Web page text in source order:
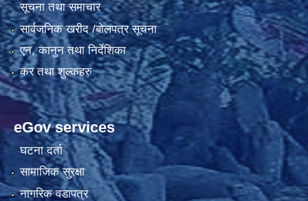
सूचना तथा समाचार
सार्वजनिक खरीद /बोलपत्र सूचना
एन, कानुन तथा निर्देशिका
कर तथा शुल्कहरु
eGov services
घटना दर्ता
सामाजिक सुरक्षा
नागरिक वडापत्र